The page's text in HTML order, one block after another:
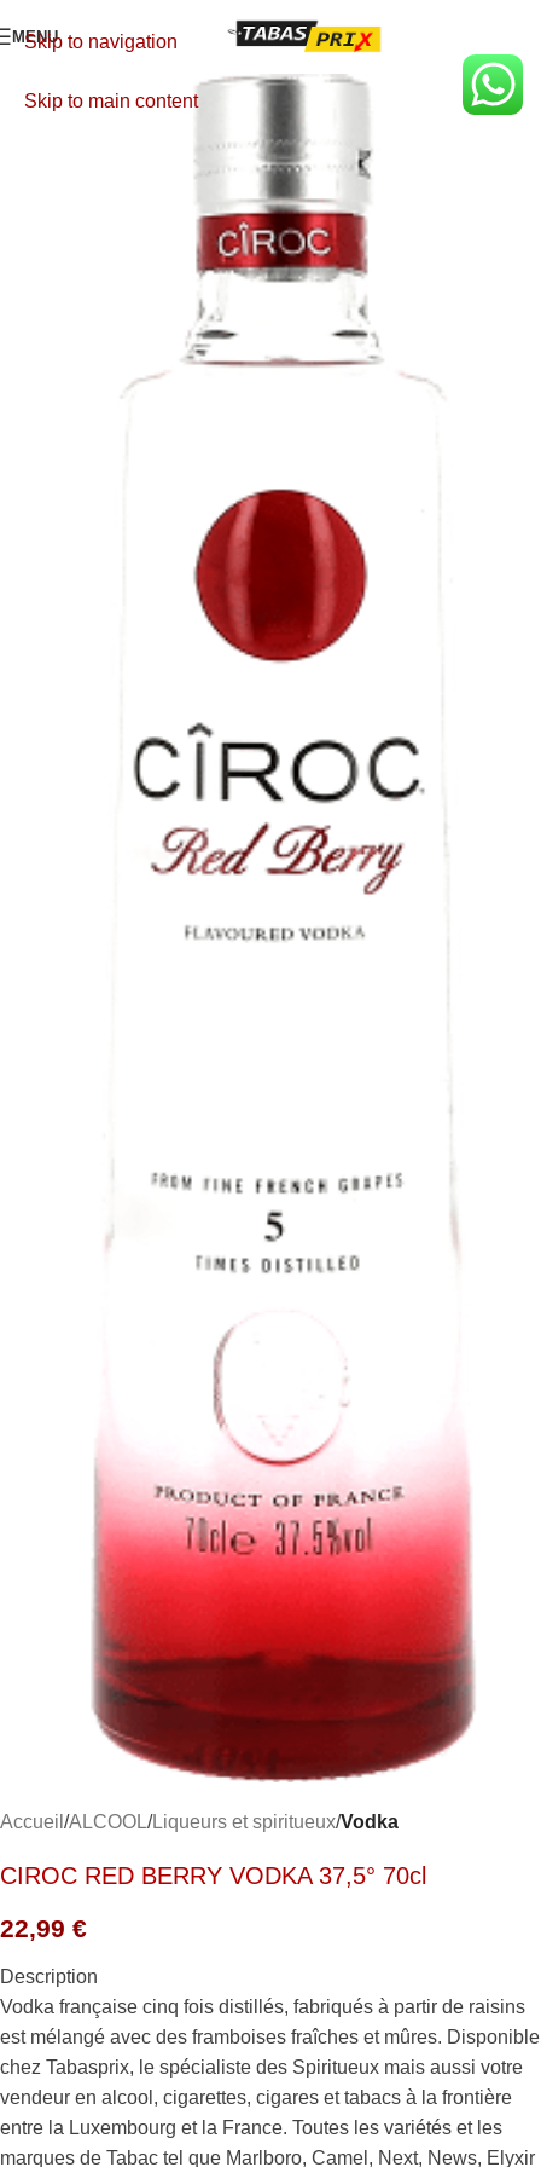
Skip to navigation
Skip to main content
MENU
Accueil ALCOOL Liqueurs et spiritueux Vodka
CIROC RED BERRY VODKA 37,5° 70cl
22,99 €
Description
Vodka française cinq fois distillés, fabriqués à partir de raisins
est mélangé avec des framboises fraîches et mûres. Disponible
chez Tabasprix, le spécialiste des Spiritueux mais aussi votre
vendeur en alcool, cigarettes, cigares et tabacs à la frontière
entre la Luxembourg et la France. Toutes les variétés et les
marques de Tabac tel que Marlboro, Camel, Next, News, Elyxir